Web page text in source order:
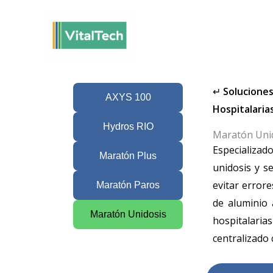
AXYS 100
Hydros RIO
Maratón Plus
Maratón Paros
Maratón Unidosis
↵ Soluciones
Maratón
unidosis y
evitar
de aluminio
centralizado